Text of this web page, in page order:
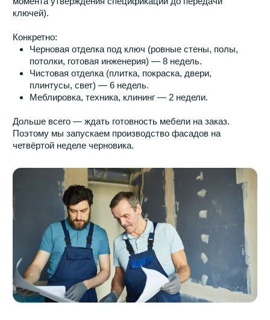
С нами ваш ремонт будет
простым и комфортным
Звоните прямо сейчас:
+7 (495) 665-25-95
Если удобно, пишите:
Или просто оставьте заявку в форме ниже
и мы свяжемся с вами в ближайшее время для
обсуждения всех деталей
Оставьте заявку на нашем сайте и наш
менеджер свяжется с вами в ближайшее время
для уточнения всех деталей и организации
выезда замерщика
Отправить
согласие на обработку моих персональных
данных в соответствии сполитикой обработки
персональных данных